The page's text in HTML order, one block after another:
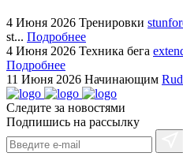
4 Июня 2026 Тренировки
st... Подробнее
4 Июня 2026 Техника бега
Подробнее
11 Июня 2026 Начинающим
Следите за новостями
Подпишись на рассылку